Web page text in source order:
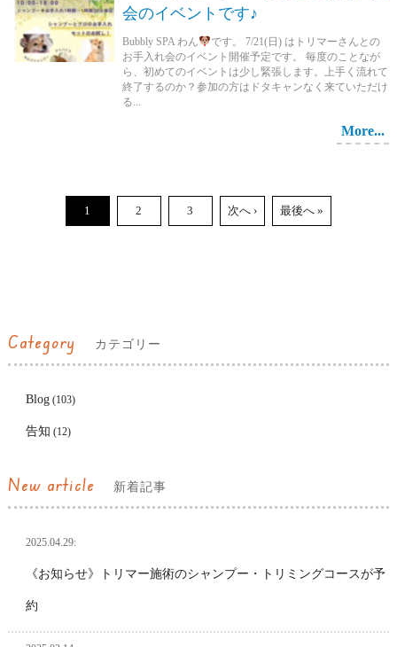
会のイベントです♪
Bubbly SPA わん
です。 7/21(日) はトリマーさんとの
お手入れ会のイベント開催予定です。 毎度のことなが
ら、初めてのイベントは少し緊張します。上手く流れて
終了するのか？参加の方はドタキャンなく来ていただけ
る...
More...
1 2 3 次へ › 最後へ »
Category カテゴリー
Blog(103)
告知 (12)
New article 新着記事
2025.04.29:
《お知らせ》トリマー施術のシャンプー・トリミングコースが予
約